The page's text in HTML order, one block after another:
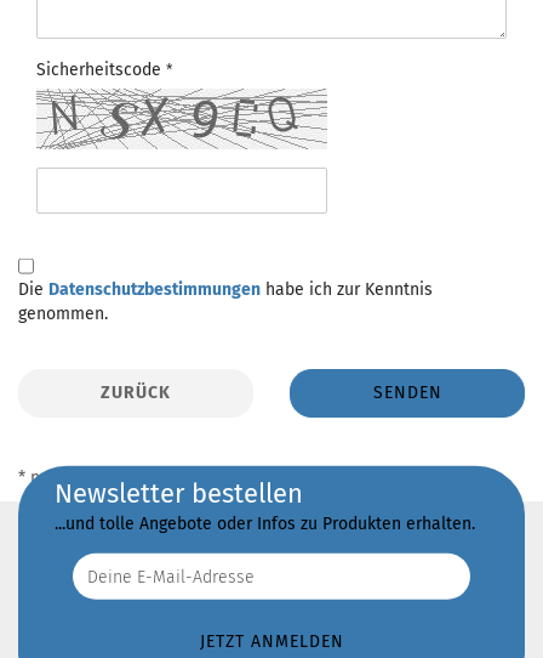
Sicherheitscode
DATENSCHUTZBESTIMMUNGEN
Die Datenschutzbestimmungen habe ich zur Kenntnis
genommen.
ZURÜCK SENDEN
* notwendige Angaben
Newsletter bestellen
...und tolle Angebote oder Infos zu Produkten erhalten.